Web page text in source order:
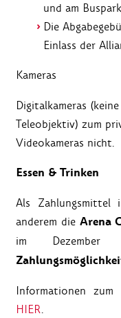
und am
Die
Einlass der
Kameras
Digitalkameras
Teleobjektiv) zum
Videokameras nicht.
Essen & Trinken
Als
anderem die Arena
im
Informationen
HIER.